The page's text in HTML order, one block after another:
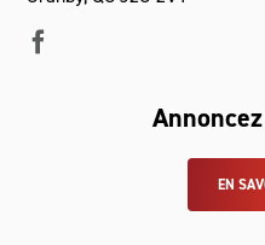
Annoncez
EN